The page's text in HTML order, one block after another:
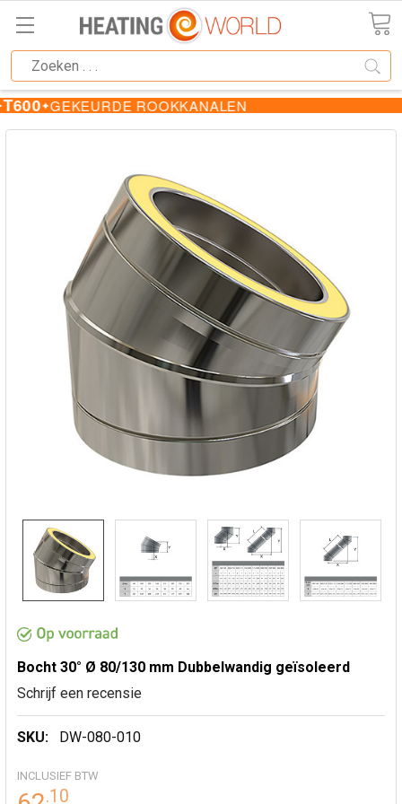
T600 GEKEURDE ROOKKANALEN
Bocht 30° Ø 80/130 mm Dubbelwandig geïsoleerd
Schrijf een recensie
SKU: DW-080-010
INCLUSIEF BTW
.10